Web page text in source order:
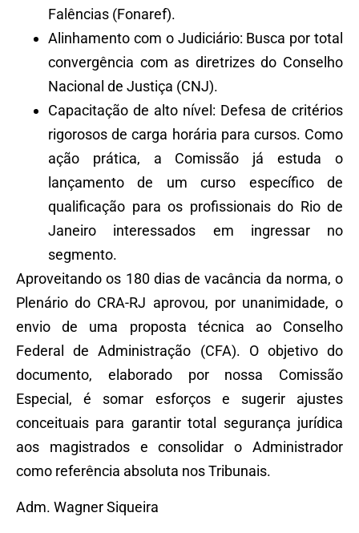
Falências (Fonaref).
Alinhamento com o Judiciário: Busca por total
convergência com as diretrizes do Conselho
Nacional de Justiça (CNJ).
Capacitação de alto nível: Defesa de critérios
rigorosos de carga horária para cursos. Como
ação prática, a Comissão já estuda o
lançamento de um curso específico de
qualificação para os profissionais do Rio de
Janeiro interessados em ingressar no
segmento.
Aproveitando os 180 dias de vacância da norma, o
Plenário do CRA-RJ aprovou, por unanimidade, o
envio de uma proposta técnica ao Conselho
Federal de Administração (CFA). O objetivo do
documento, elaborado por nossa Comissão
Especial, é somar esforços e sugerir ajustes
conceituais para garantir total segurança jurídica
aos magistrados e consolidar o Administrador
como referência absoluta nos Tribunais.
Adm. Wagner Siqueira